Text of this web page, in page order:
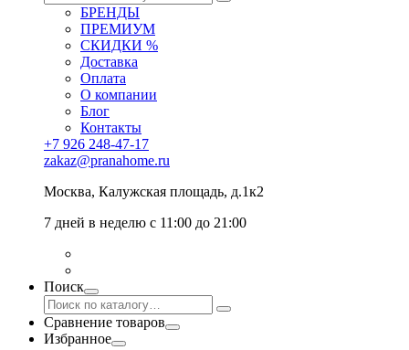
БРЕНДЫ
ПРЕМИУМ
СКИДКИ %
Доставка
Оплата
О компании
Блог
Контакты
+7 926 248-47-17
zakaz@pranahome.ru
Москва, Калужская площадь, д.1к2
7 дней в неделю с 11:00 до 21:00
Поиск
Сравнение товаров
Избранное